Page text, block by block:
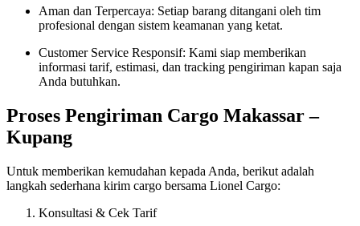
Aman dan Terpercaya: Setiap barang ditangani oleh tim
profesional dengan sistem keamanan yang ketat.
Customer Service Responsif: Kami siap memberikan
informasi tarif, estimasi, dan tracking pengiriman kapan saja
Anda butuhkan.
Proses Pengiriman Cargo Makassar –
Kupang
Untuk memberikan kemudahan kepada Anda, berikut adalah
langkah sederhana kirim cargo bersama Lionel Cargo:
Konsultasi & Cek Tarif